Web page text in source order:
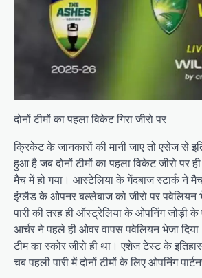
दोनोंटीमों का पहला विकेट गिरा जीरो पर
क्रिकेट के जानकारों की मानी जाए तो एसेज से
हुआ है जब दोनों टीमों का पहला विकेट जीरो पर
मैच में हो गया। आस्टेलिया के गेंदबाज स्टार्क ने
इंग्लैड के ओपनर बल्लेबाज को जीरो पर पवेलियन
पारी की तरह ही ऑस्ट्रेलिया के ओपनिंग जोड़ी
आर्चर ने पहले ही ओवर वापस पवेलियन भेजा
टीम का स्कोर जीरो ही था। एशेज टेस्ट के
चब पहली पारी में दोनों टीमों के लिए ओपनिंग